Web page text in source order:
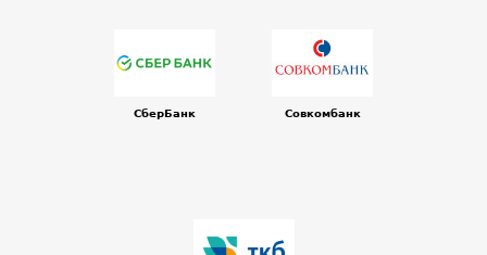
СберБанк Совкомбанк